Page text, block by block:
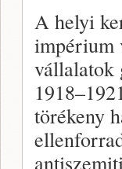
A helyi
impérium
vállalatok
törékeny